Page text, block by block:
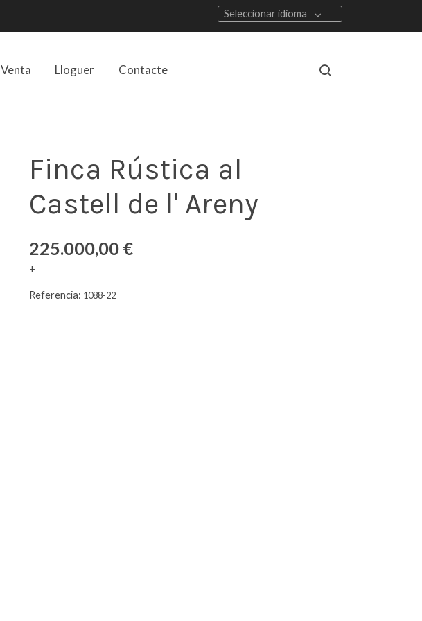
Seleccionar idioma
Venta Lloguer Contacte
Finca Rústica al
Castell de l' Areny
225.000,00 €
+
Referencia: 1088-22